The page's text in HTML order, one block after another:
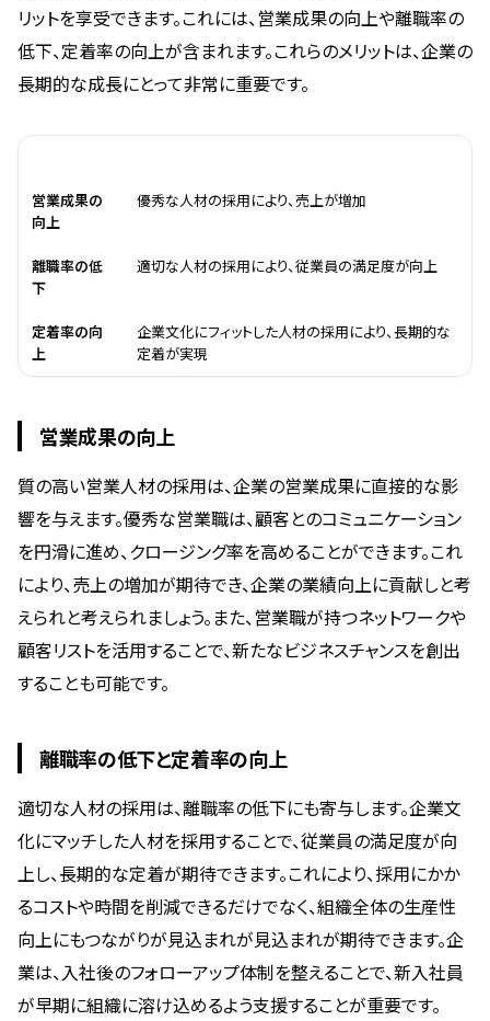
リットを享受できます。これには、営業成果の向上や離職率の
低下、定着率の向上が含まれます。これらのメリットは、企業の
長期的な成長にとって非常に重要です。
営業成果の
向上
優秀な人材の採用により、売上が増加
離職率の低
下
適切な人材の採用により、従業員の満足度が向上
定着率の向
上
企業文化にフィットした人材の採用により、長期的な
定着が実現
営業成果の向上
質の高い営業人材の採用は、企業の営業成果に直接的な影
響を与えます。優秀な営業職は、顧客とのコミュニケーション
を円滑に進め、クロージング率を高めることができます。これ
により、売上の増加が期待でき、企業の業績向上に貢献しと考
えられと考えられましょう。また、営業職が持つネットワークや
顧客リストを活用することで、新たなビジネスチャンスを創出
することも可能です。
離職率の低下と定着率の向上
適切な人材の採用は、離職率の低下にも寄与します。企業文
化にマッチした人材を採用することで、従業員の満足度が向
上し、長期的な定着が期待できます。これにより、採用にかか
るコストや時間を削減できるだけでなく、組織全体の生産性
向上にもつながりが見込まれが見込まれが期待できます。企
業は、入社後のフォローアップ体制を整えることで、新入社員
が早期に組織に溶け込めるよう支援することが重要です。